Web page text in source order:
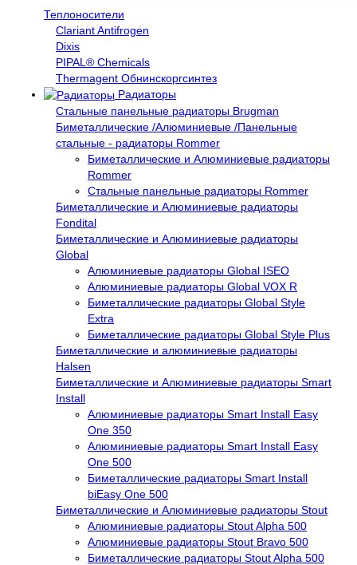
Теплоносители
Clariant Antifrogen
Dixis
PIPAL® Chemicals
Thermagent Обнинскоргсинтез
Радиаторы
Стальные панельные радиаторы Brugman
Биметаллические /Алюминиевые /Панельные
стальные - радиаторы Rommer
Биметаллические и Алюминиевые радиаторы
Rommer
Стальные панельные радиаторы Rommer
Биметаллические и Алюминиевые радиаторы
Fondital
Биметаллические и Алюминиевые радиаторы
Global
Алюминиевые радиаторы Global ISEO
Алюминиевые радиаторы Global VOX R
Биметаллические радиаторы Global Style
Extra
Биметаллические радиаторы Global Style Plus
Биметаллические и алюминиевые радиаторы
Halsen
Биметаллические и Алюминиевые радиаторы Smart
Install
Алюминиевые радиаторы Smart Install Easy
One 350
Алюминиевые радиаторы Smart Install Easy
One 500
Биметаллические радиаторы Smart Install
biEasy One 500
Биметаллические и Алюминиевые радиаторы Stout
Алюминиевые радиаторы Stout Alpha 500
Алюминиевые радиаторы Stout Bravo 500
Биметаллические радиаторы Stout Alpha 500